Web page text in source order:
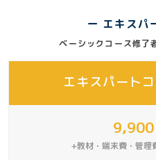
ー エキスパ
ベーシックコース修了
エキスパート
9,900
+教材・端末費・管理